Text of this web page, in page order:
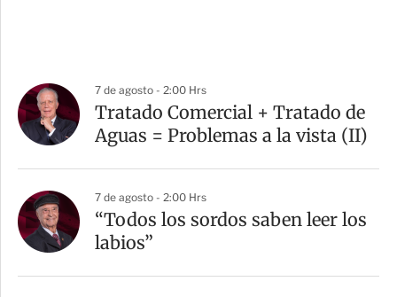
7 de agosto - 2:00 Hrs
Tratado Comercial + Tratado de
Aguas = Problemas a la vista (II)
7 de agosto - 2:00 Hrs
“Todos los sordos saben leer los
labios”